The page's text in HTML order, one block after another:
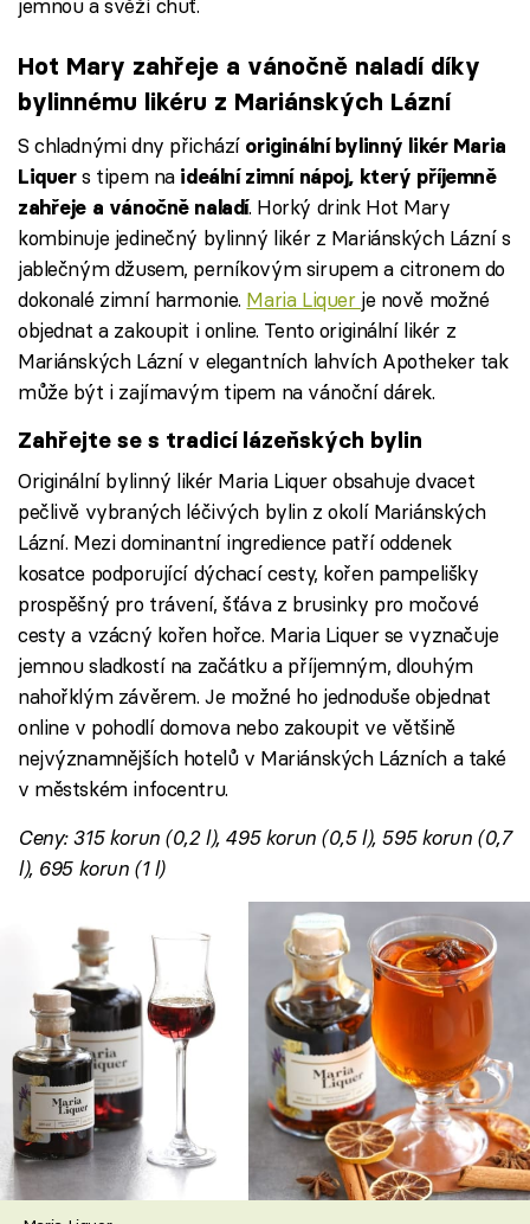
jemnou a svěží chuť.
Hot Mary zahřeje a vánočně naladí díky
bylinnému likéru z Mariánských Lázní
S chladnými dny přichází originální bylinný likér Maria
Liquers tipem na ideální zimní nápoj, který příjemně
zahřeje a vánočně naladí. Horký drink Hot Mary
kombinuje jedinečný bylinný likér z Mariánských Lázní s
jablečným džusem, perníkovým sirupem a citronem do
dokonalé zimní harmonie. Maria Liquer je nově možné
objednat a zakoupit i online. Tento originální likér z
Mariánských Lázní v elegantních lahvích Apotheker tak
může být i zajímavým tipem na vánoční dárek.
Zahřejte se s tradicí lázeňských bylin
Originální bylinný likér Maria Liquer obsahuje dvacet
pečlivě vybraných léčivých bylin z okolí Mariánských
Lázní. Mezi dominantní ingredience patří oddenek
kosatce podporující dýchací cesty, kořen pampelišky
prospěšný pro trávení, šťáva z brusinky pro močové
cesty a vzácný kořen hořce. Maria Liquer se vyznačuje
jemnou sladkostí na začátku a příjemným, dlouhým
nahořklým závěrem. Je možné ho jednoduše objednat
online v pohodlí domova nebo zakoupit ve většině
nejvýznamnějších hotelů v Mariánských Lázních a také
v městském infocentru.
Ceny: 315 korun (0,2 l), 495 korun (0,5 l), 595 korun (0,7
l), 695 korun (1 l)